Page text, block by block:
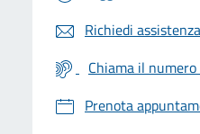
Richiedi assistenza
Chiama il
Prenota